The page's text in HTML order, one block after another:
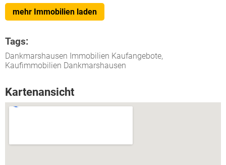
mehr Immobilien laden
Tags:
Dankmarshausen Immobilien Kaufangebote,
Kaufimmobilien Dankmarshausen
Kartenansicht